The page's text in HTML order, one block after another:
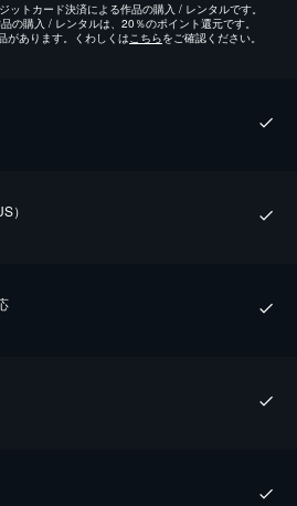
ットカード決済による作品の購入 / レンタルです。
の購入 / レンタルは、20％のポイント還元です。
があります。くわしくはこちらをご確認ください。
）